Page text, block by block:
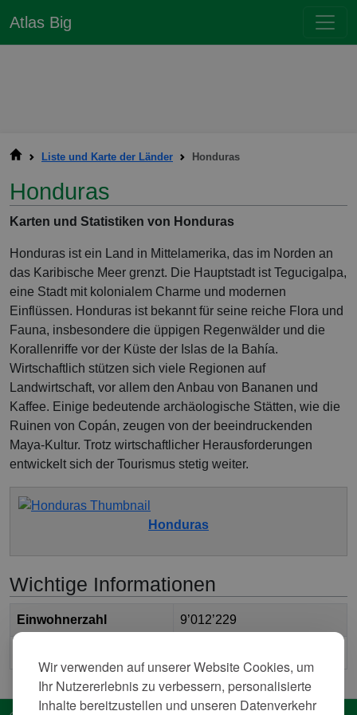
Wir verwenden auf unserer Website Cookies, um
Ihr Nutzererlebnis zu verbessern, personalisierte
Inhalte bereitzustellen und unseren Datenverkehr
Atlas Big
Liste und Karte der Länder Honduras
Honduras
Karten und Statistiken von Honduras
Honduras ist ein Land in Mittelamerika, das im Norden an
das Karibische Meer grenzt. Die Hauptstadt ist Tegucigalpa,
eine Stadt mit kolonialem Charme und modernen
Einflüssen. Honduras ist bekannt für seine reiche Flora und
Fauna, insbesondere die üppigen Regenwälder und die
Korallenriffe vor der Küste der Islas de la Bahía.
Wirtschaftlich stützen sich viele Regionen auf
Landwirtschaft, vor allem den Anbau von Bananen und
Kaffee. Einige bedeutende archäologische Stätten, wie die
Ruinen von Copán, zeugen von der beeindruckenden
Maya-Kultur. Trotz wirtschaftlicher Herausforderungen
entwickelt sich der Tourismus stetig weiter.
Honduras
Wichtige Informationen
Einwohnerzahl 9’012’229